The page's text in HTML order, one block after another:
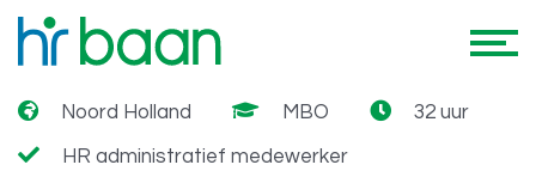
07.07.2026
Noord Holland MBO 32 uur
HR administratief medewerker